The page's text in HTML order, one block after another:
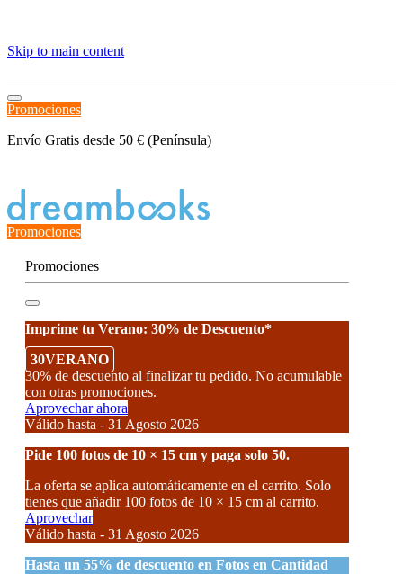
Skip to main content
Promociones
Envío Gratis desde 50 € (Península)
Promociones
Promociones
Imprime tu Verano: 30% de Descuento*
30VERANO
30% de descuento al finalizar tu pedido. No acumulable
con otras promociones.
Aprovechar ahora
Válido hasta - 31 Agosto 2026
Pide 100 fotos de 10 × 15 cm y paga solo 50.
La oferta se aplica automáticamente en el carrito. Solo
tienes que añadir 100 fotos de 10 × 15 cm al carrito.
Aprovechar
Válido hasta - 31 Agosto 2026
Hasta un 55% de descuento en Fotos en Cantidad
≡